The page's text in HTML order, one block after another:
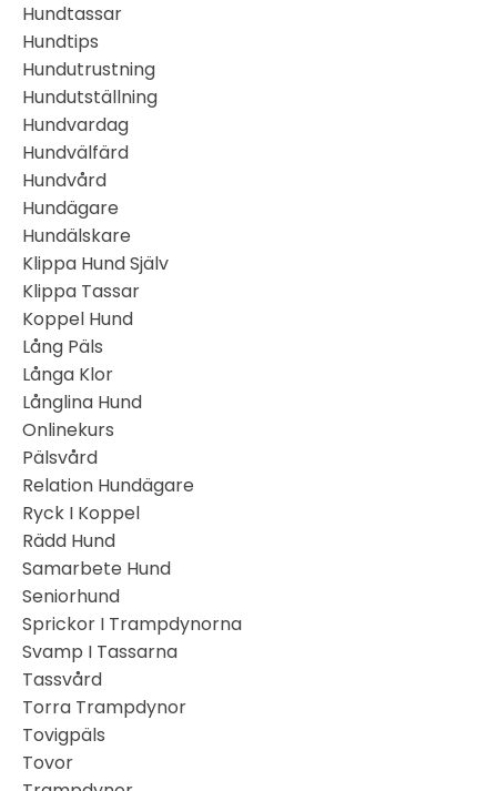
Hundtassar
Hundtips
Hundutrustning
Hundutställning
Hundvardag
Hundvälfärd
Hundvård
Hundägare
Hundälskare
Klippa Hund Själv
Klippa Tassar
Koppel Hund
Lång Päls
Långa Klor
Långlina Hund
Onlinekurs
Pälsvård
Relation Hundägare
Ryck I Koppel
Rädd Hund
Samarbete Hund
Seniorhund
Sprickor I Trampdynorna
Svamp I Tassarna
Tassvård
Torra Trampdynor
Tovigpäls
Tovor